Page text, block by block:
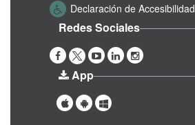
Declaración de Accesibilidad
Redes Sociales
App